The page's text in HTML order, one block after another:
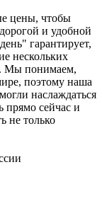
цены, чтобы
и удобной
гарантирует,
нескольких
Мы понимаем,
поэтому наша
наслаждаться
прямо сейчас и
не только